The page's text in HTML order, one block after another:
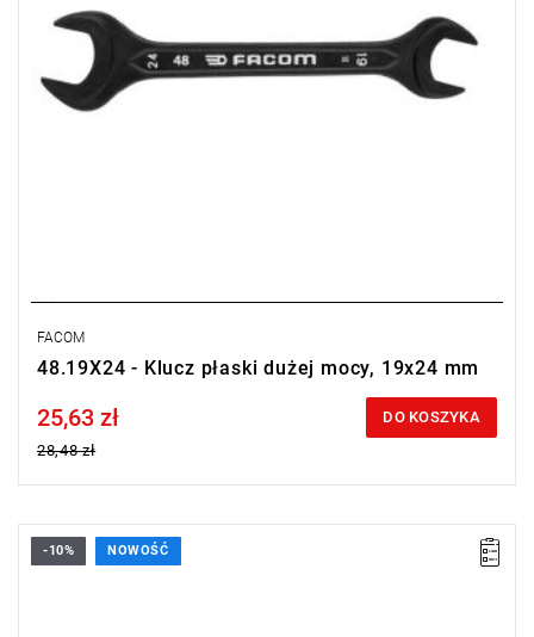
FACOM
48.19X24 - Klucz płaski dużej mocy, 19x24 mm
Price tax included
25,63 zł
28,48 zł
DO KOSZYKA
• Rozmiar: 38 mm
-10% NOWOŚĆ